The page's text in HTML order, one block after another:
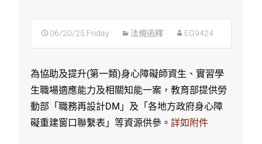
06/20/25 Friday 法規函釋 EG9424
為協助及提升(第一類)身心障礙師資生、實習學
生職場適應能力及相關知能一案，教育部提供勞
動部「職務再設計DM」及「各地方政府身心障
礙重建窗口聯繫表」等資源供參。 詳如附件